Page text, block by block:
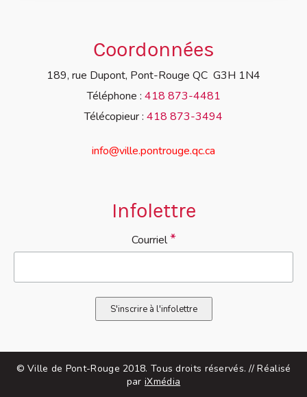
Coordonnées
189, rue Dupont, Pont-Rouge QC G3H 1N4
Téléphone : 418 873-4481
Télécopieur : 418 873-3494
info@ville.pontrouge.qc.ca
Infolettre
Courriel*
© Ville de Pont-Rouge 2018. Tous droits réservés. // Réalisé
pariXmédia